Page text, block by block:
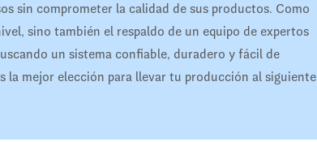
sin comprometer la calidad de sus productos. Como
sino también el respaldo de un equipo de expertos
un sistema confiable, duradero y fácil de
la mejor elección para llevar tu producción al siguiente